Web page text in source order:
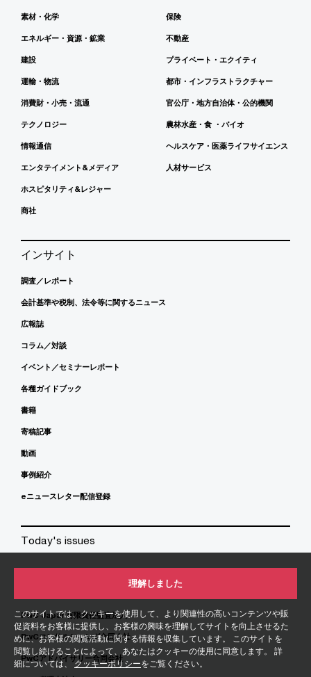
このサイトでは、クッキーを使用して、より関連性の高いコンテンツや販
促資料をお客様に提供し、お客様の興味を理解してサイトを向上させるた
めに、お客様の閲覧活動に関する情報を収集しています。 このサイトを
閲覧し続けることによって、あなたはクッキーの使用に同意します。 詳
細については、クッキーポリシーをご覧ください。
理解しました
素材・化学
エネルギー・資源・鉱業
建設
運輸・物流
消費財・小売・流通
テクノロジー
情報通信
エンタテイメント&メディア
ホスピタリティ&レジャー
商社
保険
不動産
プライベート・エクイティ
都市・インフラストラクチャー
官公庁・地方自治体・公的機関
農林水産・食 ・バイオ
ヘルスケア・医薬ライフサイエンス
人材サービス
インサイト
調査／レポート
会計基準や税制、法令等に関するニュース
広報誌
コラム／対談
イベント／セミナーレポート
各種ガイドブック
書籍
寄稿記事
動画
事例紹介
eニュースレター配信登録
Today's issues
PwC Japan有限責任監査法人
PwCコンサルティング合同会社
PwCアドバイザリー合同会社